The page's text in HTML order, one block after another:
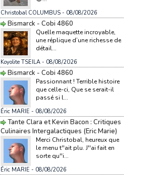
Christobal COLUMBUS- 08/08/2026
Bismarck - Cobi 4860
Quelle maquette incroyable,
une réplique d’une richesse de
détail...
Koyolite TSEILA- 08/08/2026
Bismarck - Cobi 4860
Passionnant ! Terrible histoire
que celle-ci, Que se serait-il
passé si l...
Éric MARIE - 08/08/2026
Tante Clara et Kevin Bacon : Critiques
Culinaires Intergalactiques (Eric Marie)
Merci Christobal, heureux que
le menu t''ait plu. J''ai fait en
sorte qu''i...
Éric MARIE - 08/08/2026